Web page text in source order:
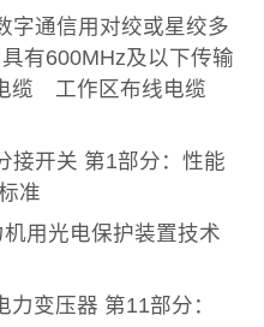
字通信用对绞或星绞多
有600MHz及以下传输
缆 工作区布线电缆
接开关 第1部分：性能
准
用光电保护装置技术
变压器 第11部分：